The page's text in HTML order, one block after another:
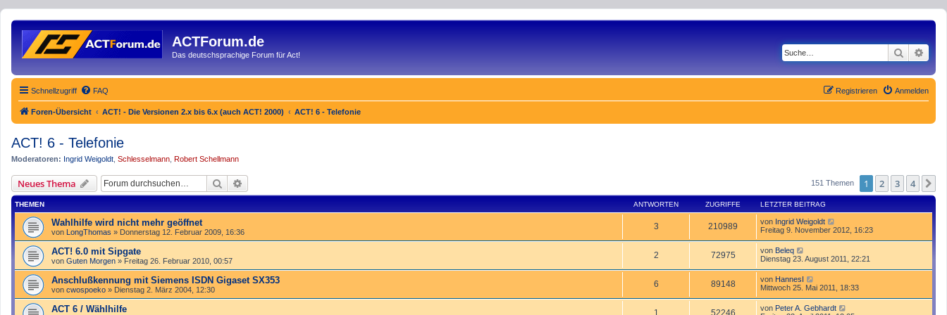
ACTForum.de
Das deutschsprachige Forum für Act! Suche
Schnellzugriff FAQ Anmelden
Registrieren
Foren-Übersicht ACT! - Die Versionen 2.x bis 6.x (auch ACT! 2000) ACT! 6 - Telefonie
ACT! 6 - Telefonie
Moderatoren: Ingrid Weigoldt Schlesselmann Robert Schellmann
Neues Thema Suche 151 Themen 1 2 3 4
THEMEN ANTWORTEN ZUGRIFFE LETZTER BEITRAG
Wahlhilfe wird nicht mehr geöffnet
von LongThomas » Donnerstag 12. Februar 2009, 16:36
3 210989 von Ingrid Weigoldt
Freitag 9. November 2012, 16:23
ACT! 6.0 mit Sipgate
von Guten Morgen » Freitag 26. Februar 2010, 00:57
2 72975 von Beleq
Dienstag 23. August 2011, 22:21
Anschlußkennung mit Siemens ISDN Gigaset SX353
von cwospoeko » Dienstag 2. März 2004, 12:30
6 89148 von HannesI
Mittwoch 25. Mai 2011, 18:33
ACT 6 / Wählhilfe 1 52246 von Peter A. Gebhardt